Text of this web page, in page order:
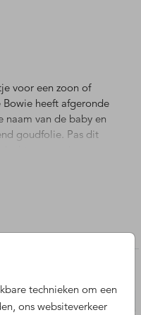
technieken om een
ons websiteverkeer
voor een zoon of
heeft afgeronde
naam van de baby en
goudfolie. Pas dit
bijpassende